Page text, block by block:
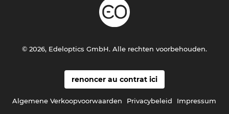
renoncer au contrat ici
Algemene Verkoopvoorwaarden Privacybeleid Impressum
© 2026, Edeloptics GmbH. Alle rechten voorbehouden.